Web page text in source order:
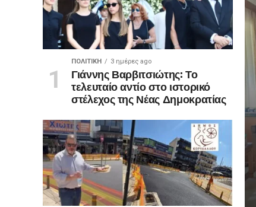
ΠΟΛΙΤΙΚΉ 3 ημέρες ago
Γιάννης Βαρβιτσιώτης: Το
τελευταίο αντίο στο ιστορικό
στέλεχος της Νέας Δημοκρατίας